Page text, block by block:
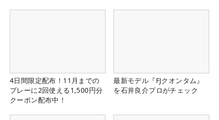
4日間限定配布！11月までの
プレーに2回使える1,500円分
クーポン配布中！
最新モデル『FJクオンタム』
を石井良介プロがチェック